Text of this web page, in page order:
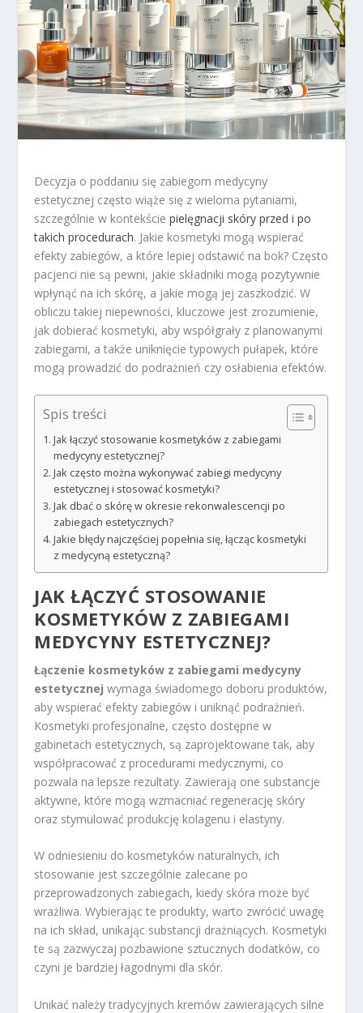
Decyzja o poddaniu się zabiegom medycyny
estetycznej często wiąże się z wieloma pytaniami,
szczególnie w kontekściepielęgnacji skóry przed i po
takich procedurach. Jakie kosmetyki mogą wspierać
efekty zabiegów, a które lepiej odstawić na bok? Często
pacjenci nie są pewni, jakie składniki mogą pozytywnie
wpłynąć na ich skórę, a jakie mogą jej zaszkodzić. W
obliczu takiej niepewności, kluczowe jest zrozumienie,
jak dobierać kosmetyki, aby współgrały z planowanymi
zabiegami, a także uniknięcie typowych pułapek, które
mogą prowadzić do podrażnień czy osłabienia efektów.
Spis treści
Jak łączyć stosowanie kosmetyków z zabiegami
medycyny estetycznej?
Jak często można wykonywać zabiegi medycyny
estetycznej i stosować kosmetyki?
Jak dbać o skórę w okresie rekonwalescencji po
zabiegach estetycznych?
Jakie błędy najczęściej popełnia się, łącząc kosmetyki
z medycyną estetyczną?
JAK ŁĄCZYĆ STOSOWANIE
KOSMETYKÓW Z ZABIEGAMI
MEDYCYNY ESTETYCZNEJ?
Łączenie kosmetyków z zabiegami medycyny
estetycznej wymaga świadomego doboru produktów,
aby wspierać efekty zabiegów i uniknąć podrażnień.
Kosmetyki profesjonalne, często dostępne w
gabinetach estetycznych, są zaprojektowane tak, aby
współpracować z procedurami medycznymi, co
pozwala na lepsze rezultaty. Zawierają one substancje
aktywne, które mogą wzmacniać regenerację skóry
oraz stymulować produkcję kolagenu i elastyny.
W odniesieniu do kosmetyków naturalnych, ich
stosowanie jest szczególnie zalecane po
przeprowadzonych zabiegach, kiedy skóra może być
wrażliwa. Wybierając te produkty, warto zwrócić uwagę
na ich skład, unikając substancji drażniących. Kosmetyki
te są zazwyczaj pozbawione sztucznych dodatków, co
czyni je bardziej łagodnymi dla skór.
Unikać należy tradycyjnych kremów zawierających silne